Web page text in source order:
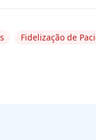
Fidelização de